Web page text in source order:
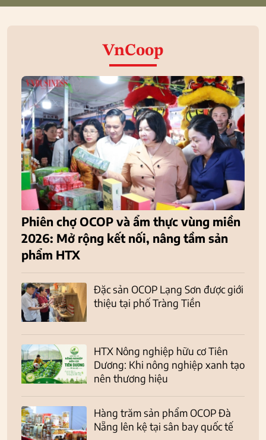
VnCoop
Phiên chợ OCOP và ẩm thực vùng miền
2026: Mở rộng kết nối, nâng tầm sản
phẩm HTX
Đặc sản OCOP Lạng Sơn được giới
thiệu tại phố Tràng Tiền
HTX Nông nghiệp hữu cơ Tiên
Dương: Khi nông nghiệp xanh tạo
nên thương hiệu
Hàng trăm sản phẩm OCOP Đà
Nẵng lên kệ tại sân bay quốc tế